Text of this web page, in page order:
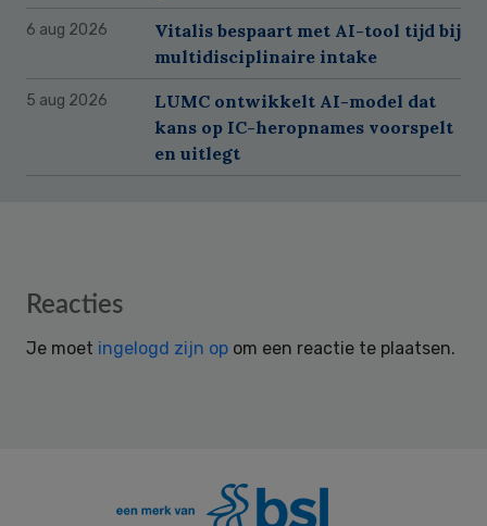
6 aug 2026
Vitalis bespaart met AI-tool tijd bij
multidisciplinaire intake
5 aug 2026
LUMC ontwikkelt AI-model dat
kans op IC-heropnames voorspelt
en uitlegt
Reader
Reacties
Je moet ingelogd zijn op om een reactie te plaatsen.